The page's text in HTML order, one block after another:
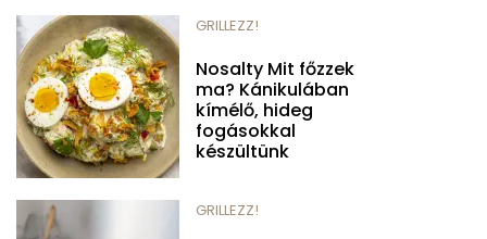
GRILLEZZ!
Nosalty Mit főzzek
ma? Kánikulában
kímélő, hideg
fogásokkal
készültünk
GRILLEZZ!